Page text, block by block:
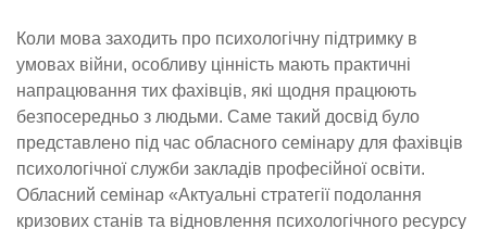
Коли мова заходить про психологічну підтримку в
умовах війни, особливу цінність мають практичні
напрацювання тих фахівців, які щодня працюють
безпосередньо з людьми. Саме такий досвід було
представлено під час обласного семінару для фахівців
психологічної служби закладів професійної освіти.
Обласний семінар «Актуальні стратегії подолання
кризових станів та відновлення психологічного ресурсу